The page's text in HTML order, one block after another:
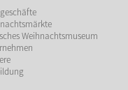
Weihnachtsmuseum